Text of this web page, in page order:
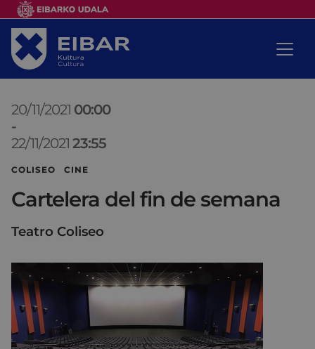
20/11/2021 00:00
-
22/11/2021 23:55
COLISEO CINE
Cartelera del fin de semana
Teatro Coliseo